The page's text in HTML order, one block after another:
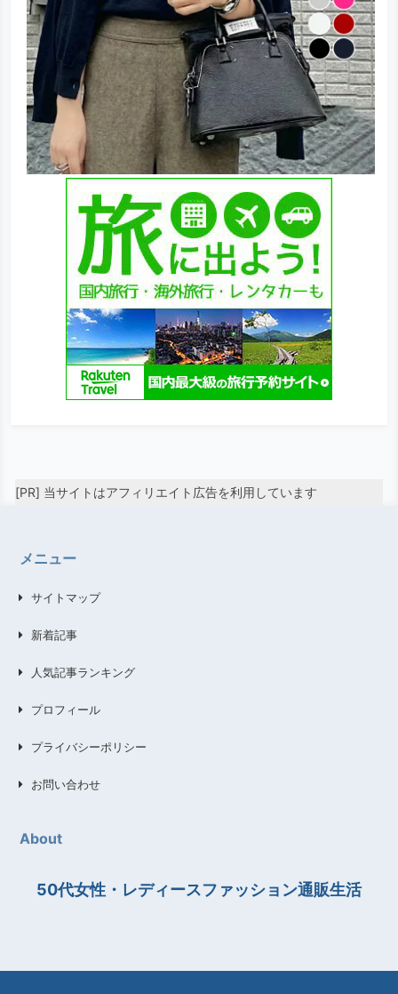
[PR] 当サイトはアフィリエイト広告を利用しています
メニュー
サイトマップ
新着記事
人気記事ランキング
プロフィール
プライバシーポリシー
お問い合わせ
About
50代女性・レディースファッション通販生活